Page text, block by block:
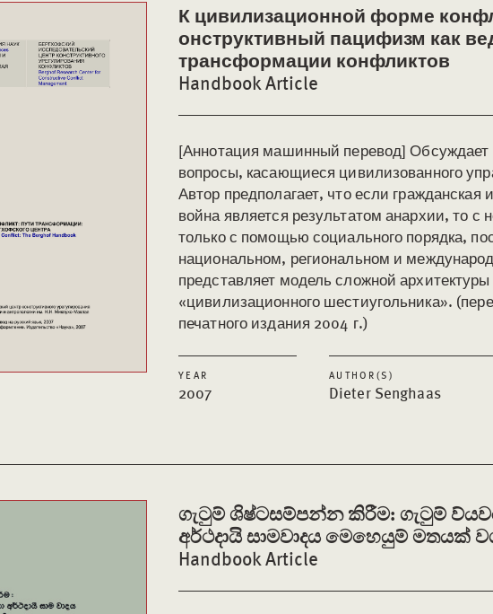
К цивилизационной форме
онструктивный пацифизм как
трансформации конфликтов
Handbook Article
[Аннотация машинный перевод] Обсуждает
вопросы, касающиеся цивилизованного
Автор предполагает, что если
война является результатом анархии, то с
только с помощью социального порядка,
национальном, региональном и
представляет модель сложной
«цивилизационного шестиугольника».
печатного издания 2004 г.)
YEAR
2007
AUTHOR(S)
Dieter Senghaas
ගැටුම් ශිෂ්ටසම්පන්න කිරීම: ගැටුම්
අර්ථදායි සාමවාදය මෙහෙයුම් මතයක්
Handbook Article